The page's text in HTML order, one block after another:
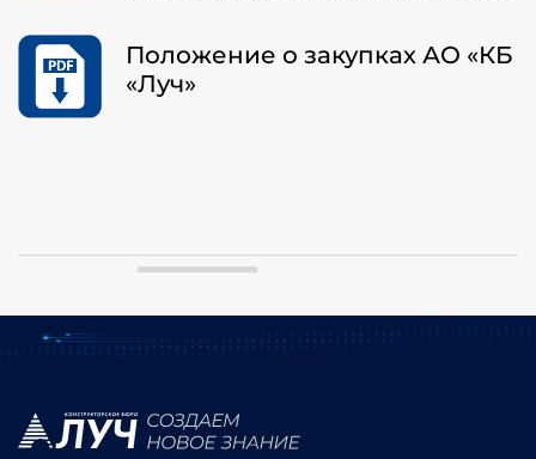
Положение о закупках АО «КБ
«Луч»